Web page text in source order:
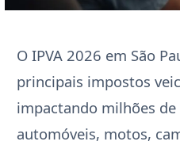
O IPVA 2026 em São
principais impostos
impactando milhões
automóveis, motos,